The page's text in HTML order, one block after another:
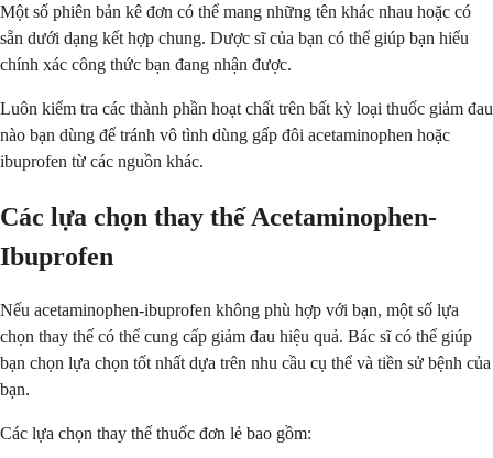
Một số phiên bản kê đơn có thể mang những tên khác nhau hoặc có
sẵn dưới dạng kết hợp chung. Dược sĩ của bạn có thể giúp bạn hiểu
chính xác công thức bạn đang nhận được.
Luôn kiểm tra các thành phần hoạt chất trên bất kỳ loại thuốc giảm đau
nào bạn dùng để tránh vô tình dùng gấp đôi acetaminophen hoặc
ibuprofen từ các nguồn khác.
Các lựa chọn thay thế Acetaminophen-
Ibuprofen
Nếu acetaminophen-ibuprofen không phù hợp với bạn, một số lựa
chọn thay thế có thể cung cấp giảm đau hiệu quả. Bác sĩ có thể giúp
bạn chọn lựa chọn tốt nhất dựa trên nhu cầu cụ thể và tiền sử bệnh của
bạn.
Các lựa chọn thay thế thuốc đơn lẻ bao gồm: